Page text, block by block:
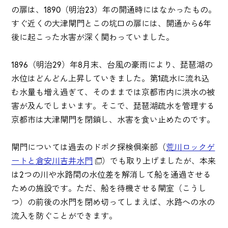
の扉は、1890（明治23）年の開通時にはなかったもの。
すぐ近くの大津閘門とこの坑口の扉には、開通から6年
後に起こった水害が深く関わっていました。
1896（明治29）年8月末、台風の豪雨により、琵琶湖の
水位はどんどん上昇していきました。第1疏水に流れ込
む水量も増え過ぎて、そのままでは京都市内に洪水の被
害が及んでしまいます。そこで、琵琶湖疏水を管理する
京都市は大津閘門を閉鎖し、水害を食い止めたのです。
閘門については過去のドボク探検倶楽部（荒川ロックゲ
ートと倉安川吉井水門
）でも取り上げましたが、本来
は2つの川や水路間の水位差を解消して船を通過させる
ための施設です。ただ、船を待機させる閘室（こうし
つ）の前後の水門を閉め切ってしまえば、水路への水の
流入を防ぐことができます。